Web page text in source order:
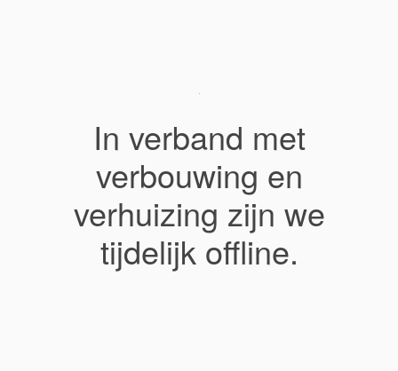
In verband met
verbouwing en
verhuizing zijn we
tijdelijk offline.